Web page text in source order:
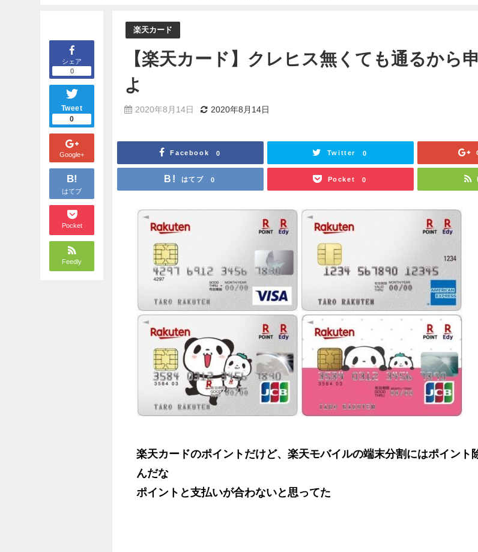
シェア
0
Tweet
0
Google+
B!
はてブ
Pocket
Feedly
楽天カード
【楽天カード】クレヒス無くても通るから
よ
2020年8月14日 2020年8月14日
Facebook 0 Twitter 0
はてブ 0 Pocket 0
楽天カードのポイントだけど、楽天モバイルの端末分割にはポイント
んだな
ポイントと支払いが合わないと思ってた